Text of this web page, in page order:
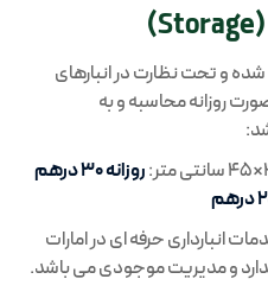
شده و تحت نظارت در انبارهای
روزانه محاسبه و به
روزانه 30 درهم
انبارداری حرفه ای در امارات
و مدیریت موجودی می باشد.